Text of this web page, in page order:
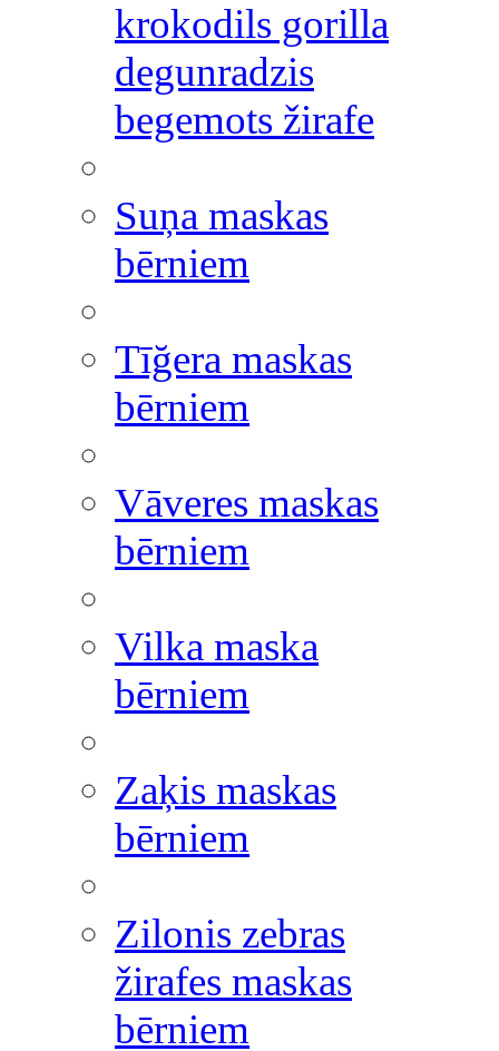
krokodils gorilla
degunradzis
begemots žirafe
Suņa maskas
bērniem
Tīğera maskas
bērniem
Vāveres maskas
bērniem
Vilka maska
bērniem
Zaķis maskas
bērniem
Zilonis zebras
žirafes maskas
bērniem